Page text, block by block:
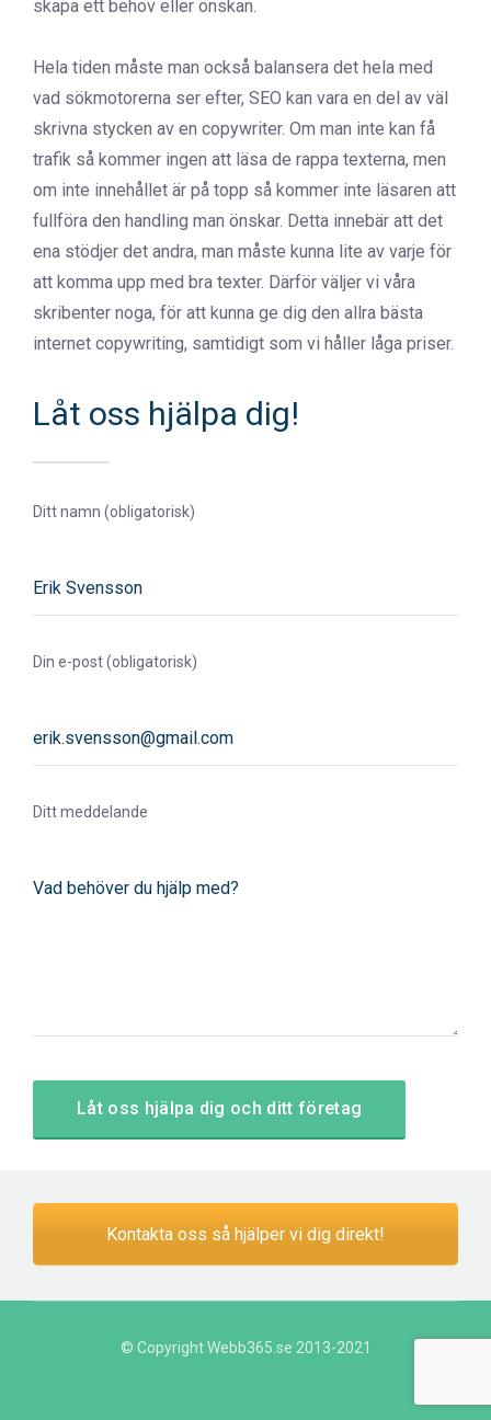
skapa ett behov eller önskan.
Hela tiden måste man också balansera det hela med
vad sökmotorerna ser efter, SEO kan vara en del av väl
skrivna stycken av en copywriter. Om man inte kan få
trafik så kommer ingen att läsa de rappa texterna, men
om inte innehållet är på topp så kommer inte läsaren att
fullföra den handling man önskar. Detta innebär att det
ena stödjer det andra, man måste kunna lite av varje för
att komma upp med bra texter. Därför väljer vi våra
skribenter noga, för att kunna ge dig den allra bästa
internet copywriting, samtidigt som vi håller låga priser.
Låt oss hjälpa dig!
Ditt namn (obligatorisk)
Din e-post (obligatorisk)
Ditt meddelande
Kontakta oss så hjälper vi dig direkt!
© Copyright Webb365.se 2013-2021